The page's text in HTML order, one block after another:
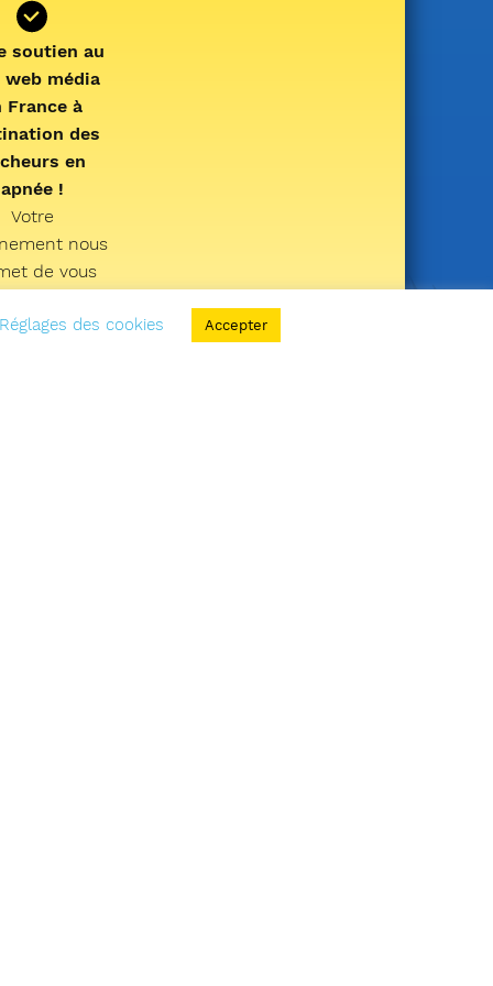
soutien au
web média
France à
des
en
apnée !
Votre
nous
de vous
de
Réglages des cookies Accepter